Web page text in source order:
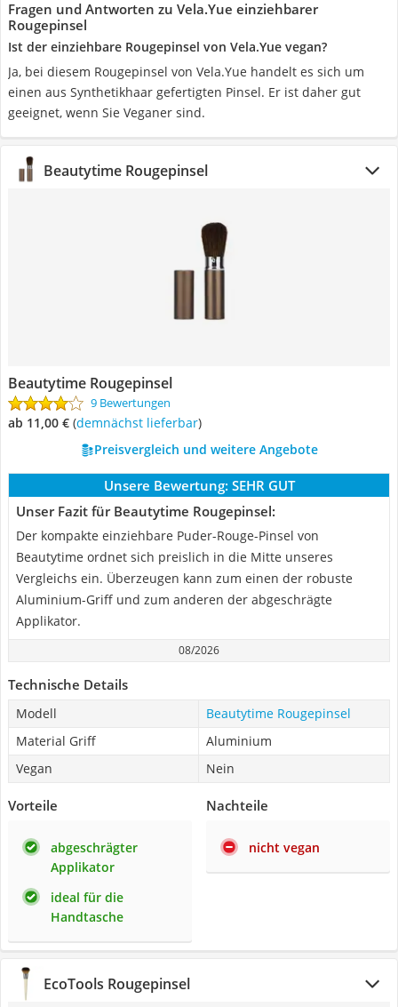
Fragen und Antworten zu Vela.Yue einziehbarer
Rougepinsel
Ist der einziehbare Rougepinsel von Vela.Yue vegan?
Ja, bei diesem Rougepinsel von Vela.Yue handelt es sich um
einen aus Synthetikhaar gefertigten Pinsel. Er ist daher gut
geeignet, wenn Sie Veganer sind.
Beautytime Rougepinsel
Beautytime Rougepinsel
9 Bewertungen
ab 11,00 € ( Demnächst lieferbar)
Preisvergleich und weitere Angebote
Unsere Bewertung: SEHR GUT
Unser Fazit für Beautytime Rougepinsel:
Der kompakte einziehbare Puder-Rouge-Pinsel von
Beautytime ordnet sich preislich in die Mitte unseres
Vergleichs ein. Überzeugen kann zum einen der robuste
Aluminium-Griff und zum anderen der abgeschrägte
Applikator.
08/2026
Technische Details
Modell
Beautytime Rougepinsel
Material Griff
Aluminium
Vegan
Nein
Vorteile
abgeschrägter
Applikator
ideal für die
Handtasche
Nachteile
nicht vegan
EcoTools Rougepinsel